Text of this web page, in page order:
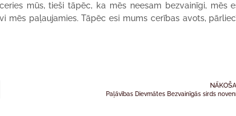
mūs, tieši tāpēc, ka mēs neesam bezvainīgi, mēs
mēs paļaujamies. Tāpēc esi mums cerības avots,
Paļāvības Dievmātes Bezvainīgās sirds